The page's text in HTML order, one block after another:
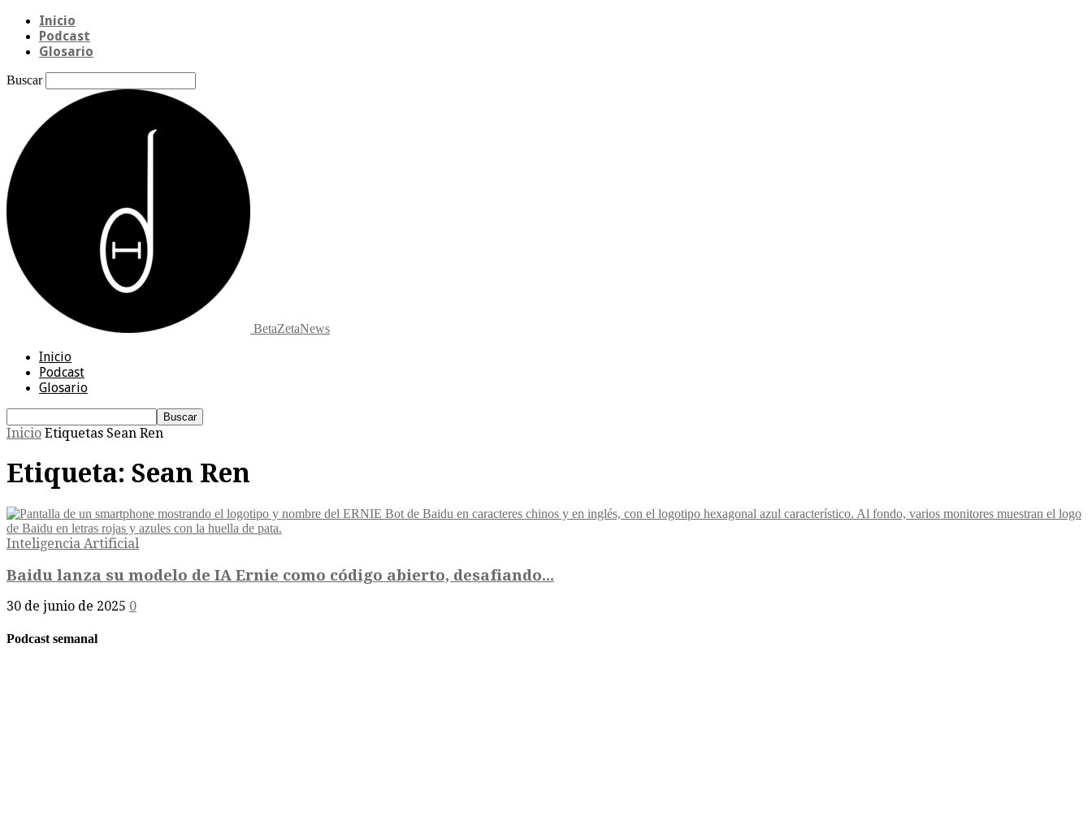
Inicio
Podcast
Glosario
Buscar
BetaZetaNews
Inicio
Podcast
Glosario
Inicio Etiquetas Sean Ren
Etiqueta: Sean Ren
Inteligencia Artificial
Baidu lanza su modelo de IA Ernie como código abierto, desafiando...
30 de junio de 2025 0
Podcast semanal